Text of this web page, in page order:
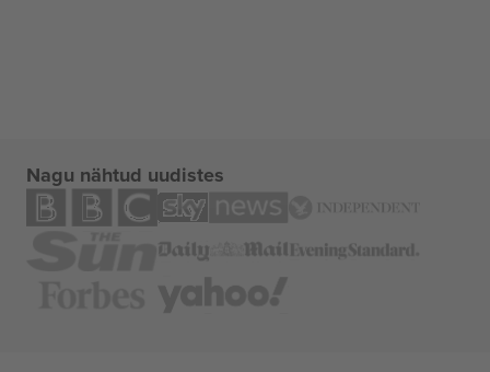
Nagu nähtud uudistes